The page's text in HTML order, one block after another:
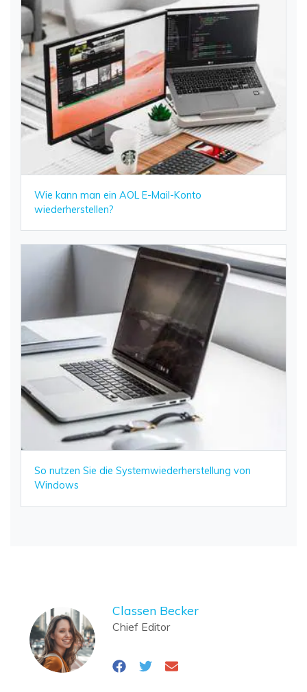
Wie kann man ein AOL E-Mail-Konto
wiederherstellen?
So nutzen Sie die Systemwiederherstellung von
Windows
Classen Becker
Chief Editor